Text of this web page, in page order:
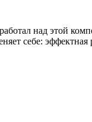
над этой
себе: